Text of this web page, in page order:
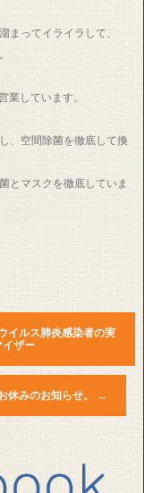
まってイライラして、
業しています。
、空間除菌を徹底して換
とマスクを徹底していま
イルス肺炎感染者の実
イザー
休みのお知らせ。 →